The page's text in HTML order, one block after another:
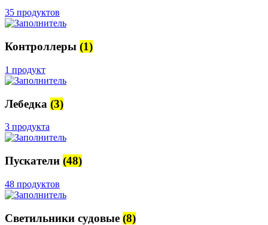
35 продуктов
Контроллеры (1)
1 продукт
Лебедка (3)
3 продукта
Пускатели (48)
48 продуктов
Светильники судовые (8)